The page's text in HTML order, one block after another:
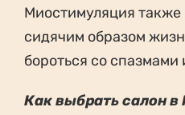
Миостимуляция
сидячим образом
бороться со спазмами
Как выбрать салон в